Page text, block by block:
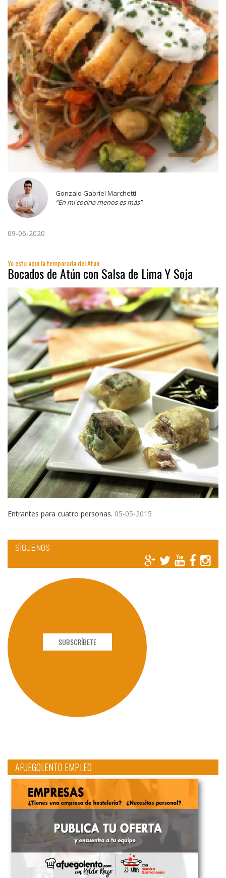
Gonzalo Gabriel Marchetti
“En mi cocina menos es más”
09-06-2020
Ya esta aqui la temporada del Atun
Bocados de Atún con Salsa de Lima Y Soja
Entrantes para cuatro personas. 05-05-2015
SÍGUENOS
SUBSCRÍBETE
AFUEGOLENTO EMPLEO